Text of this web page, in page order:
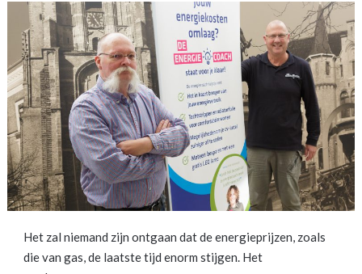
Het zal niemand zijn ontgaan dat de energieprijzen, zoals
die van gas, de laatste tijd enorm stijgen. Het